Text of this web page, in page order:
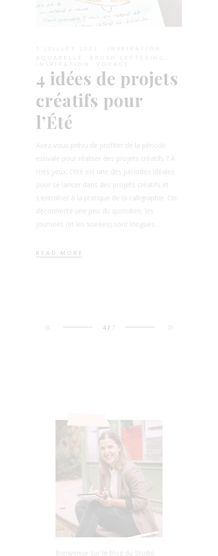
1 JUILLET 2022
INSPIRATION
AQUARELLE
BRUSH LETTERING
INSPIRATION
VOYAGE
4 idées de projets
créatifs pour
l’Été
Avez-vous prévu de profiter de la période
estivale pour réaliser des projets créatifs ? À
mes yeux, l'été est une des périodes idéales
pour se lancer dans des projets créatifs et
s'entraîner à la pratique de la calligraphie. On
déconnecte une peu du quotidien, les
journées (et les soirées) sont longues
READ MORE
4 7
Bienvenue sur le blog du Studio